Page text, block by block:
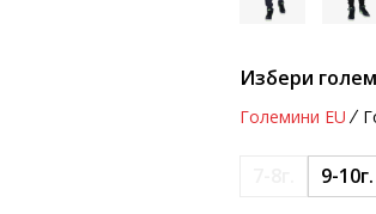
Избери
Големини EU
9-10г.